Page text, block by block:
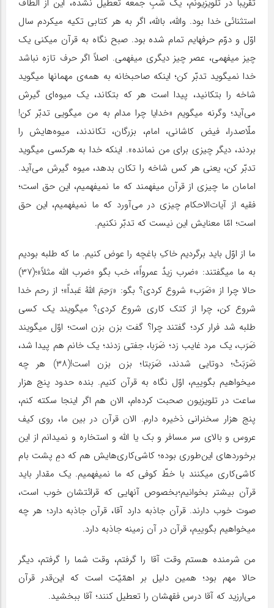
تقریباً در تلویزیونم، یک شبِ جمعه تعطیل نشده، این از الطاف
استثنائی خدا بود. والله، بالله، اگر به هر کتابی تکیه میکردم سال
اوّل و دوّم حرفهایم تمام شده بود. صبح نگاه به قرآن میکنی یک
چیز میفهمی، عصر چیز دیگری میفهمی. اصلاً اگر حرف تازه نباشد
خدا نمیگوید تدبّر کن؛ اینکه صاحبخانه به همه‌ی مهمانها میگوید
شاخه را بتکانید، پیدا است هر که بتکاند، یک میوه‌ای گیرش
می‌آید؛ وگرنه میگویم «خدایا چرا مدام به من میگویی تدبّر کن!
ملّاصدرا، فیض کاشانی، امام، بزرگان، تکاندند، میوه‌هایش را
بردند، دیگر چیزی برای من نمانده». اینکه خدا به هرکسی میگوید
تدبّر کن، یعنی هر کس شاخه را تکان بدهد، میوه‌ گیرش می‌آید.
امامان ما چیزی از قرآن میفهمند که ما نمیفهمیم، این حق است؛
فقیه از آیات‌الاحکام چیزی در می‌آورد که ما نمیفهمیم، این حق
است؛ امّا معنایش این نیست که تدبّر نکنیم.
ما از اوّل باید برگردیم خاکِ باغچه را عوض کنیم. ما که طلبه بودیم
به ما میگفتند: «ضرب‌ زیدٌ عمرواً»، خب بگو «ضرب الله مثلاً»؛(۳۷)
حالا چرا از «ضَرَب» شروع کردی؟ بگو: «رَحِمَ اللهُ عَبداً»؛ از رحم خدا
شروع کن، چرا از کتک کاری شروع کردی؟ میگویند یک کسی
طلبه شد فرار کرد؛ گفتند چرا؟ گفت بزن بزن است؛ اوّل میگویند
ضَرَب، یک مرد غایب زد؛ ضَرَبا، جفتی زدند؛ یک خانم هم پیدا شد،
ضَرَبَتْ؛ دوتایی شدند، ضَرَبتا؛ بزن بزن است!(۳۸) هر چه
میخواهیم بگوییم، اوّل نگاه به قرآن کنیم. بنده حدود پنج هزار
ساعت در تلویزیون صحبت کرده‌ام، الان هم اگر اینجا سکته کنم،
پنج هزار سخنرانی ذخیره دارم. الان قرآن در بین ما، روی کیف
عروس و بالای سر مسافر و بک یا الله و استخاره و نمیدانم از این
برخوردهای این‌طوری بوده؛ کاشی‌کاری‌هایش هم که دمِ پشت بام
کاشی‌کاری میکنند با خطّ کوفی که ما نمیفهمیم. یک مقدار باید
قرآن بیشتر بخوانیم؛بخصوص آنهایی که قرائتشان خوب است،
صوت خوب دارند. قرآن جاذبه دارد آقا، قرآن جاذبه دارد؛ هر چه
میخواهیم بگوییم، قرآن در آن زمینه جاذبه دارد.
من شرمنده هستم وقت آقا را گرفتم، وقت شما را گرفتم، دیگر
حالا مهم بود؛ همین دلیل بر اهمّیّت است که این‌قدر قرآن
می‌ارزید که آقا درس فقهشان را تعطیل کنند؛ آقا ببخشید.